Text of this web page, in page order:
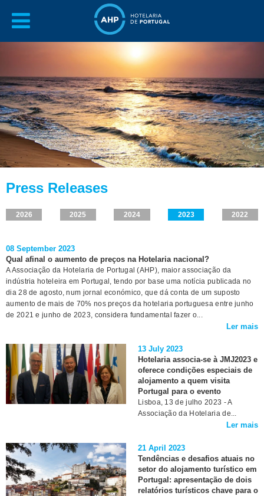
Press Releases
2026 2025 2024 2023 2022
08 September 2023
Qual afinal o aumento de preços na Hotelaria nacional?
A Associação da Hotelaria de Portugal (AHP), maior associação da
indústria hoteleira em Portugal, tendo por base uma notícia publicada no
dia 28 de agosto, num jornal económico, que dá conta de um suposto
aumento de mais de 70% nos preços da hotelaria portuguesa entre junho
de 2021 e junho de 2023, considera fundamental fazer o...
Ler mais
13 July 2023
Hotelaria associa-se à JMJ2023 e
oferece condições especiais de
alojamento a quem visita
Portugal para o evento
Lisboa, 13 de julho 2023 - A
Associação da Hotelaria de...
Ler mais
21 April 2023
Tendências e desafios atuais no
setor do alojamento turístico em
Portugal: apresentação de dois
relatórios turísticos chave para o